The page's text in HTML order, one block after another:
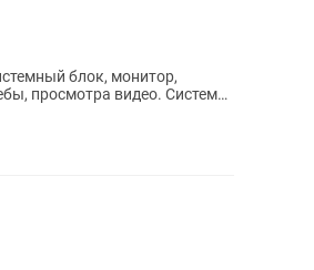
блок, монитор,